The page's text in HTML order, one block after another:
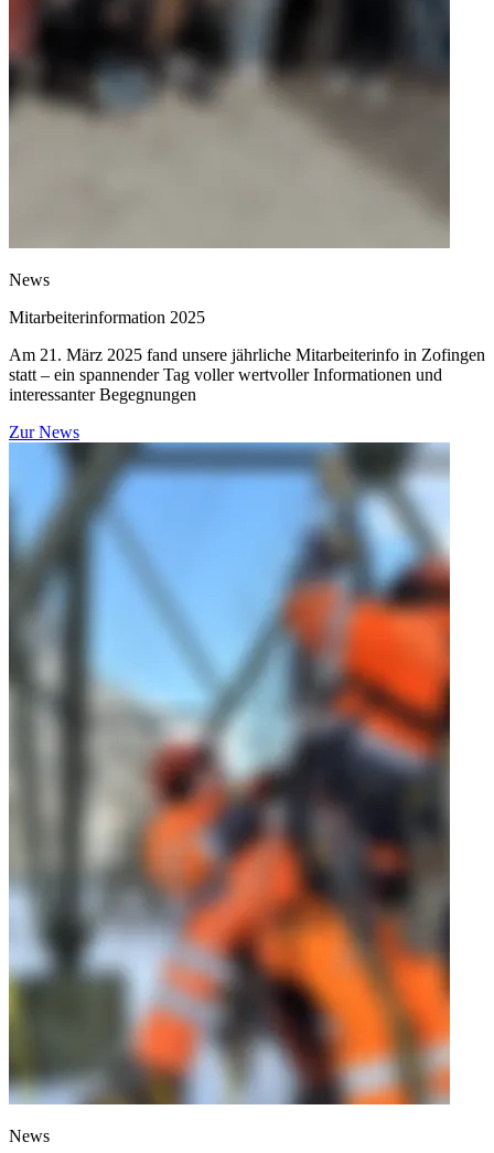
News
Mitarbeiterinformation 2025
Am 21. März 2025 fand unsere jährliche Mitarbeiterinfo in Zofingen
statt – ein spannender Tag voller wertvoller Informationen und
interessanter Begegnungen
Zur News
News